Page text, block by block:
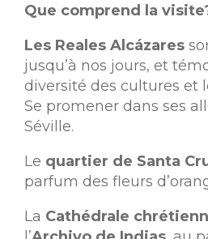
Que comprend la
Les Reales Alcázares
jusqu’à nos jours, et
diversité des cultures et
Se promener dans ses
Séville.
Le quartier de Santa
parfum des fleurs
La Cathédrale